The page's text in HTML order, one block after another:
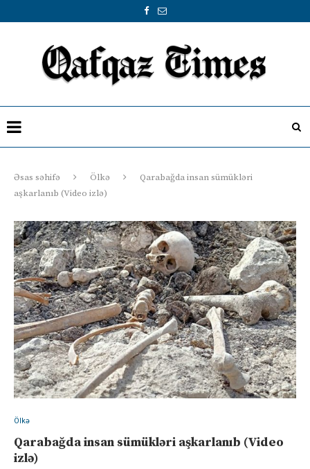
Əsas səhifə Ölkə
Qarabağda insan sümükləri
aşkarlanıb (Video izlə)
Ölkə
Qarabağda insan sümükləri aşkarlanıb (Video
izlə)